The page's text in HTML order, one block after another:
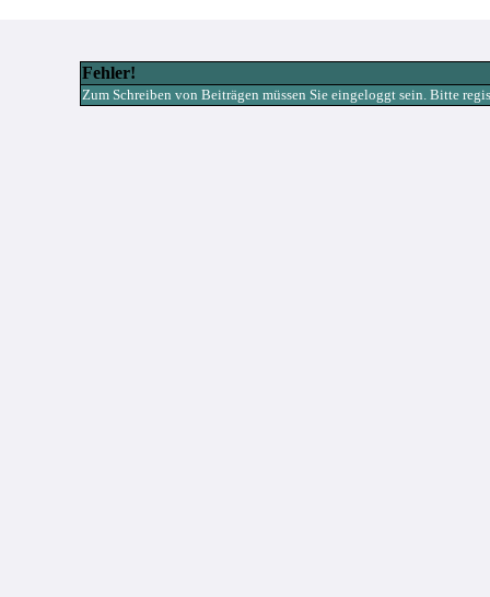
Fehler!
Zum Schreiben von Beiträgen müssen Sie eingeloggt sein. Bitte